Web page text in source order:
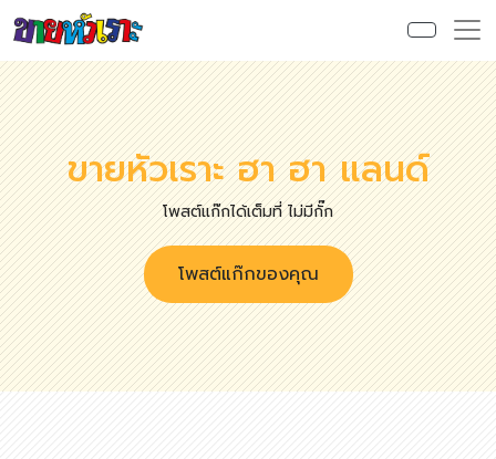
ขายหัวเราะ ฮา ฮา แลนด์
โพสต์แก๊กได้เต็มที่ ไม่มีกั๊ก
โพสต์แก๊กของคุณ